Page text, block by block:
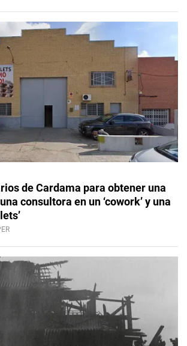
de Cardama para obtener una
consultora en un ‘cowork’ y una